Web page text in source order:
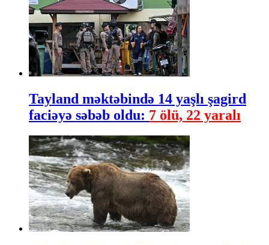
Tayland məktəbində 14 yaşlı şagird
faciəyə səbəb oldu: 7 ölü, 22 yaralı